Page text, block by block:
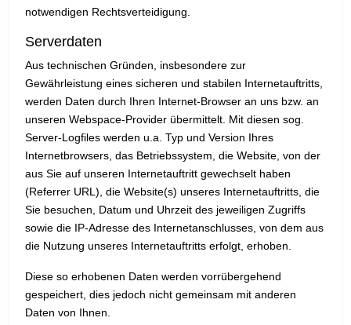
notwendigen Rechtsverteidigung.
Serverdaten
Aus technischen Gründen, insbesondere zur
Gewährleistung eines sicheren und stabilen Internetauftritts,
werden Daten durch Ihren Internet-Browser an uns bzw. an
unseren Webspace-Provider übermittelt. Mit diesen sog.
Server-Logfiles werden u.a. Typ und Version Ihres
Internetbrowsers, das Betriebssystem, die Website, von der
aus Sie auf unseren Internetauftritt gewechselt haben
(Referrer URL), die Website(s) unseres Internetauftritts, die
Sie besuchen, Datum und Uhrzeit des jeweiligen Zugriffs
sowie die IP-Adresse des Internetanschlusses, von dem aus
die Nutzung unseres Internetauftritts erfolgt, erhoben.
Diese so erhobenen Daten werden vorrübergehend
gespeichert, dies jedoch nicht gemeinsam mit anderen
Daten von Ihnen.